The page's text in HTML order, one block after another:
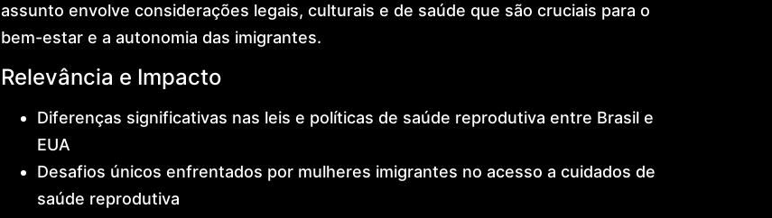
assunto envolve considerações legais, culturais e de saúde que são cruciais para o
bem-estar e a autonomia das imigrantes.
Relevância e Impacto
Diferenças significativas nas leis e políticas de saúde reprodutiva entre Brasil e
EUA
Desafios únicos enfrentados por mulheres imigrantes no acesso a cuidados de
saúde reprodutiva